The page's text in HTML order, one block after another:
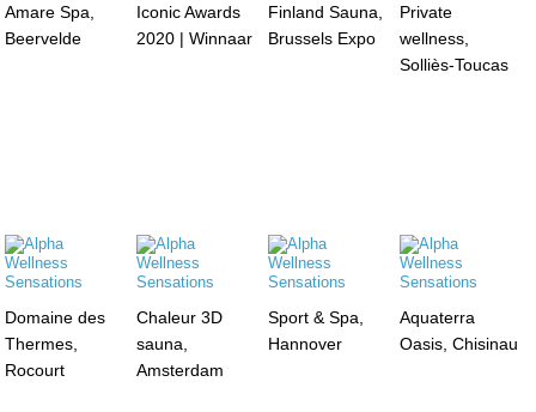
Amare Spa,
Beervelde
Iconic Awards
2020 | Winnaar
Finland Sauna,
Brussels Expo
Private
wellness,
Solliès-Toucas
Domaine des
Thermes,
Rocourt
Chaleur 3D
sauna,
Amsterdam
Sport & Spa,
Hannover
Aquaterra
Oasis, Chisinau